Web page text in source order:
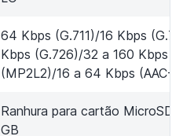
64 Kbps (G.711)/16 Kbps
Kbps (G.726)/32 a 160 Kbps
(MP2L2)/16 a 64 Kbps (AAC-
Ranhura para cartão MicroSD
GB